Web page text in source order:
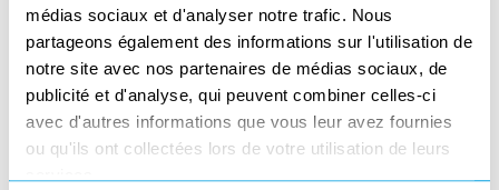
médias sociaux et d'analyser notre trafic. Nous
partageons également des informations sur l'utilisation de
notre site avec nos partenaires de médias sociaux, de
publicité et d'analyse, qui peuvent combiner celles-ci
avec d'autres informations que vous leur avez fournies
ou qu'ils ont collectées lors de votre utilisation de leurs
DATES DE LOCATION
Date de début de location souhaitée